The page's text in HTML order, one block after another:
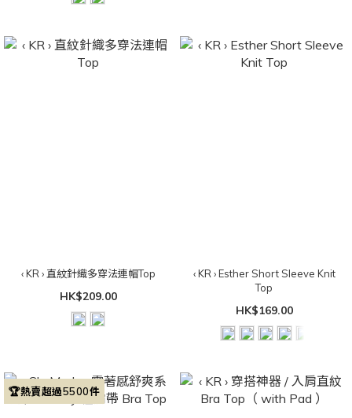
‹ KR › 直紋針織多穿法連帽Top
HK$209.00
‹ KR › Esther Short Sleeve Knit
Top
HK$169.00
🏆熱賣超過5500件